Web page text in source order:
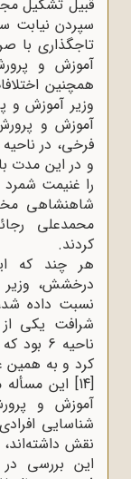
قبیل تشکیل
سپردن نیابت
تاجگذاری با
آموزش و
همچنین
وزیر آموزش و
آموزش و
و در این مدت
را غنیمت شمرد
شاهنشاهی
محمدعلی
کردند.
هر چند که
درخشش، وزیر
نسبت داده
شرافت یکی
ناحیه
‌کرد و به همین
[14] این
آموزش و
شناسایی
نقش داشته‌اند،
این بررسی